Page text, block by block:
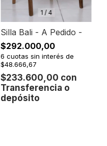
1 / 4
Silla Bali - A Pedido -
$292.000,00
$233.600,00 con
Transferencia o
depósito
6 cuotas sin interés de
$48.666,67